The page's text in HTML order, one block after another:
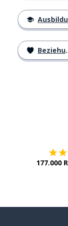
Ausbildung
Beziehungen
177.000